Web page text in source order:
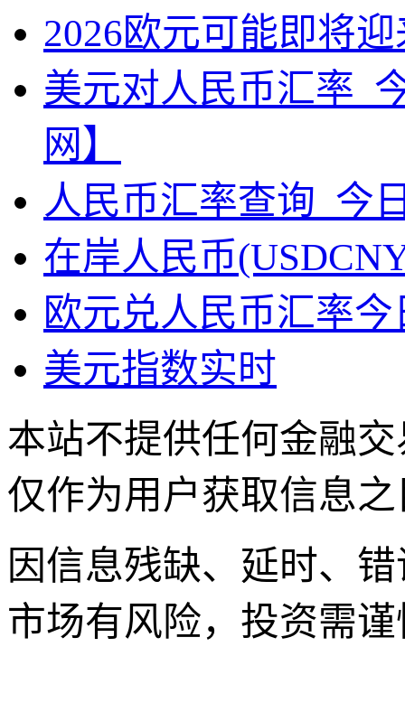
2026欧元可能即将
美元对人民币汇率_
网】
人民币汇率查询_今
在岸人民币
欧元兑人民币汇率今
美元指数实时
本站不提供任何金融
仅作为用户获取信息
因信息残缺、延时、
市场有风险，投资需